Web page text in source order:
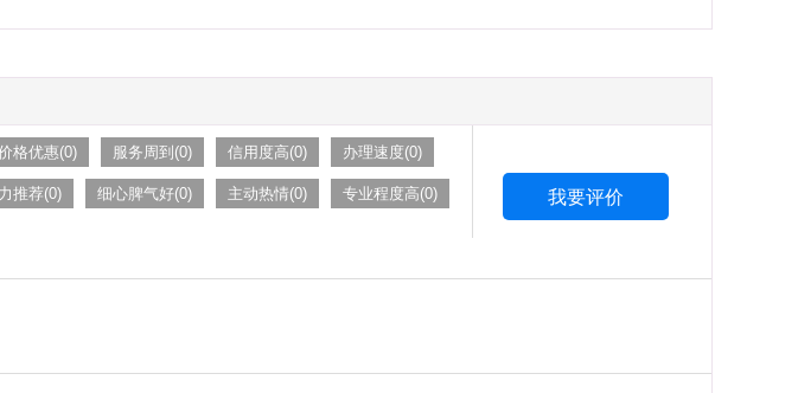
格优惠(0) 服务周到(0) 信用度高(0) 办理速度(0)
推荐(0) 细心脾气好(0) 主动热情(0) 专业程度高(0) 我要评价